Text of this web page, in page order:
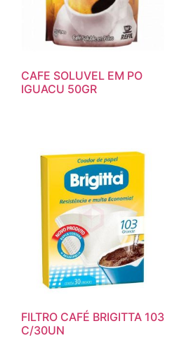
CAFE SOLUVEL EM PO
IGUACU 50GR
FILTRO CAFÉ BRIGITTA 103
C/30UN